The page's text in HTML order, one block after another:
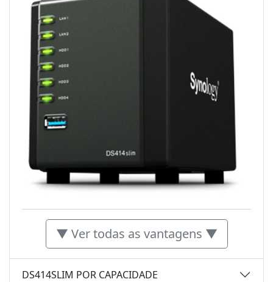
▼ Ver todas as vantagens ▼
DS414SLIM POR CAPACIDADE